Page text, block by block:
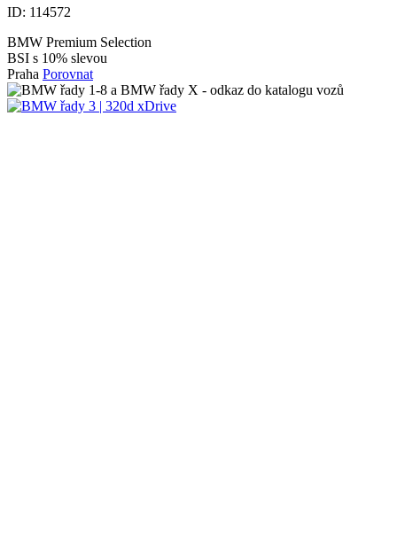
ID: 114572
BMW Premium Selection
BSI s 10% slevou
Praha Porovnat